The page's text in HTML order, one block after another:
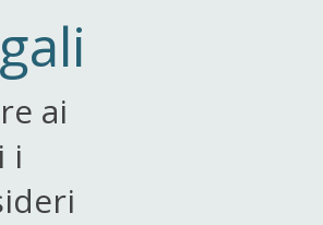
ai
i